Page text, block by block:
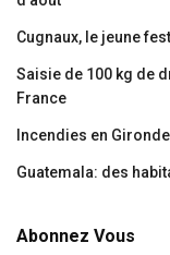
Cugnaux, le jeune
Saisie de 100 kg de
France
Incendies en
Guatemala: des
Abonnez Vous